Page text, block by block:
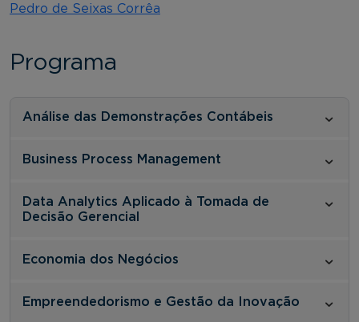
Pedro de Seixas Corrêa
Programa
Análise das Demonstrações Contábeis
Business Process Management
Data Analytics Aplicado à Tomada de
Decisão Gerencial
Economia dos Negócios
Empreendedorismo e Gestão da Inovação